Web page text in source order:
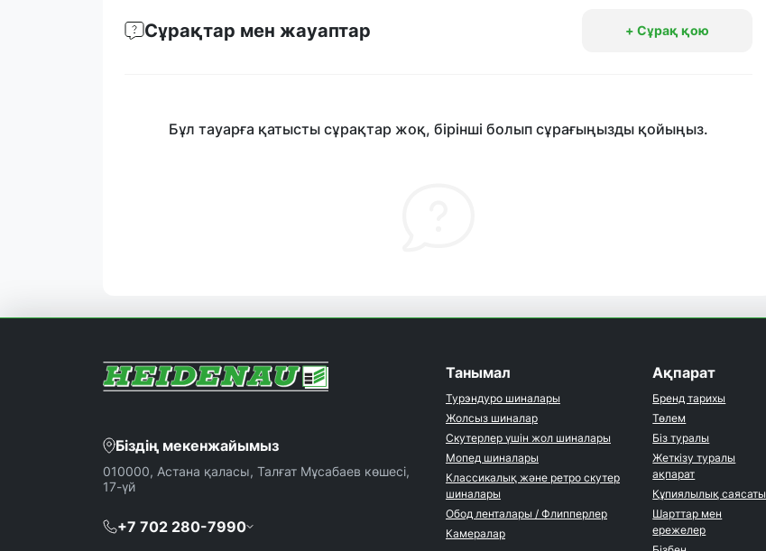
Сұрақтар мен жауаптар + Сұрақ қою
Бұл тауарға қатысты сұрақтар жоқ, бірінші болып сұрағыңызды қойыңыз.
Біздің мекенжайымыз
010000, Астана қаласы, Талғат Мұсабаев көшесі,
17-үй
+7 702 280-7990
Танымал
Турэндуро шиналары
Жолсыз шиналар
Скутерлер үшін жол шиналары
Мопед шиналары
Классикалық және ретро скутер
шиналары
Обод ленталары / Флипперлер
Камералар
Ақпарат
Бренд тарихы
Төлем
Біз туралы
Жеткізу туралы
ақпарат
Құпиялылық саясаты
Шарттар мен
ережелер